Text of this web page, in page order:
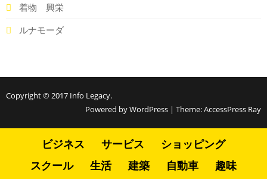
着物 興栄
ルナモーダ
Copyright © 2017 Info Legacy.
Powered by WordPress | Theme:AccessPress Ray
ビジネス サービス
ショッピング
スクール
生活 建築 自動車 趣味